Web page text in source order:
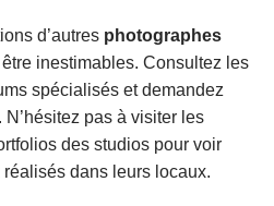
d’autres photographes
inestimables. Consultez les
spécialisés et demandez
pas à visiter les
des studios pour voir
dans leurs locaux.